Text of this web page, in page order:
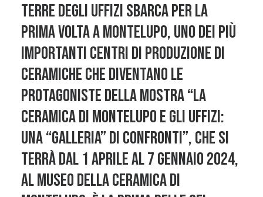
Terre degli Uffizi sbarca per la
prima volta a Montelupo, uno dei più
importanti centri di produzione di
ceramiche che diventano le
protagoniste della mostra “La
ceramica di Montelupo e gli Uffizi:
una “galleria” di confronti”, che si
terrà dal 1 aprile al 7 gennaio 2024,
al Museo della Ceramica di